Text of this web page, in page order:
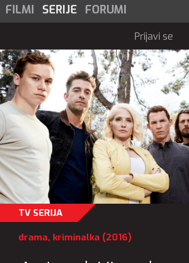
FILMI
SERIJE FORUMI
Prijavi se
TV SERIJA
drama, kriminalka (2016)